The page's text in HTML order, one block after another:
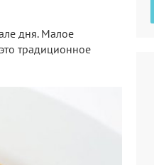
дня. Малое
традиционное